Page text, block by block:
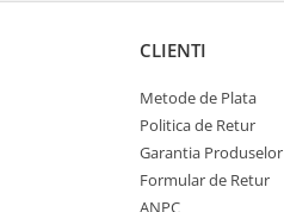
CLIENTI
Metode de Plata
Politica de Retur
Garantia Produselor
Formular de Retur
ANPC